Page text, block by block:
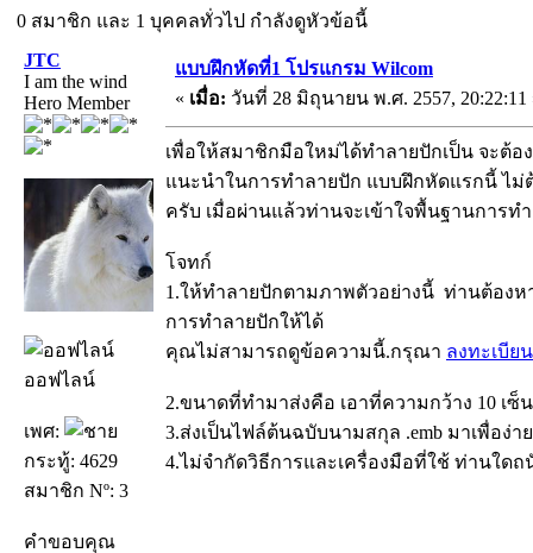
0 สมาชิก และ 1 บุคคลทั่วไป กำลังดูหัวข้อนี้
JTC
I am the wind
Hero Member
ออฟไลน์
เพศ:
กระทู้: 4629
สมาชิก Nº: 3
คำขอบคุณ
แบบฝึกหัดที่1 โปรแกรม Wilcom
« เมื่อ: วันที่ 28 มิถุนายน พ.ศ. 2557, 20:22:11
เพื่อให้สมาชิกมือใหม่ได้ทำลายปักเป็น จะต้
แนะนำในการทำลายปัก แบบฝึกหัดแรกนี้ ไม่
ครับ เมื่อผ่านแล้วท่านจะเข้าใจพื้นฐานการท
โจทก์
1.ให้ทำลายปักตามภาพตัวอย่างนี้ ท่านต้องห
การทำลายปักให้ได้
คุณไม่สามารถดูข้อความนี้.กรุณา ลงทะเบียน
2.ขนาดที่ทำมาส่งคือ เอาที่ความกว้าง 10 เซ็
3.ส่งเป็นไฟล์ต้นฉบับนามสกุล .emb มาเพื่อง่
4.ไม่จำกัดวิธีการและเครื่องมือที่ใช้ ท่านใด